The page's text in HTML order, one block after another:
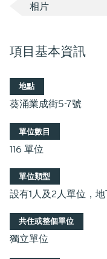
相片
項目基本資訊
地點
葵涌業成街5-7號
單位數目
116 單位
單位類型
設有1人及2人單位，
共住或整個單位
獨立單位